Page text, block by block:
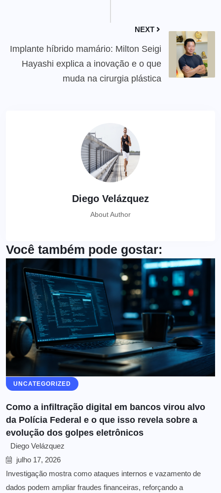
NEXT
Implante híbrido mamário: Milton Seigi
Hayashi explica a inovação e o que
muda na cirurgia plástica
Diego Velázquez
About Author
Você também pode gostar:
UNCATEGORIZED
Como a infiltração digital em bancos virou alvo
da Polícia Federal e o que isso revela sobre a
evolução dos golpes eletrônicos
Diego Velázquez
julho 17, 2026
Investigação mostra como ataques internos e vazamento de
dados podem ampliar fraudes financeiras, reforçando a